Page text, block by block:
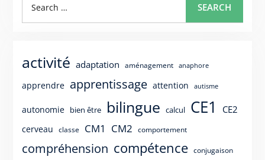
for:
SEARCH
activité adaptation aménagement anaphore
apprendre apprentissage attention autisme
autonomie bien être bilingue calcul CE1 CE2
cerveau classe CM1 CM2 comportement
compréhension compétence conjugaison